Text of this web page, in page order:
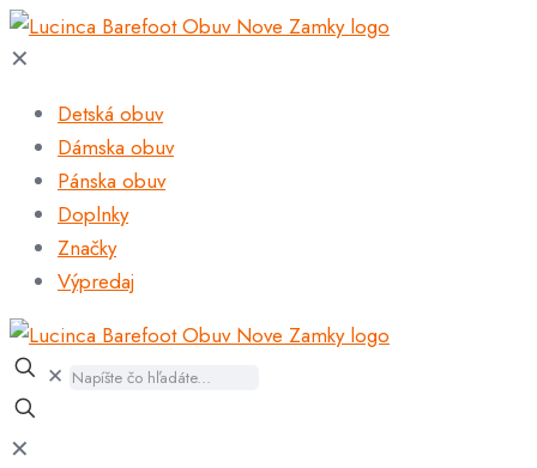
✕
Detská obuv
Dámska obuv
Pánska obuv
Doplnky
Značky
Výpredaj
✕
✕